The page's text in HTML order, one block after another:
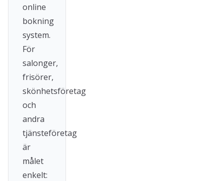
online
bokning
system.
För
salonger,
frisörer,
skönhetsföretag
och
andra
tjänsteföretag
är
målet
enkelt: